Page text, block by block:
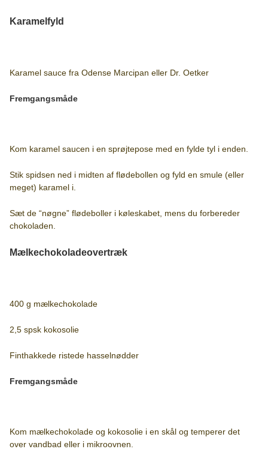
Karamelfyld
Karamel sauce fra Odense Marcipan eller Dr. Oetker
Fremgangsmåde
Kom karamel saucen i en sprøjtepose med en fylde tyl i enden.
Stik spidsen ned i midten af flødebollen og fyld en smule (eller
meget) karamel i.
Sæt de “nøgne” flødeboller i køleskabet, mens du forbereder
chokoladen.
Mælkechokoladeovertræk
400 g mælkechokolade
2,5 spsk kokosolie
Finthakkede ristede hasselnødder
Fremgangsmåde
Kom mælkechokolade og kokosolie i en skål og temperer det
over vandbad eller i mikroovnen.